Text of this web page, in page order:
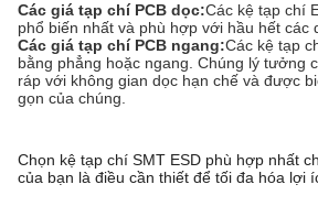
Các giá tạp chí PCB dọc:Các kệ tạp chí
phổ biến nhất và phù hợp với hầu hết các
Các giá tạp chí PCB ngang:Các kệ tạp
bằng phẳng hoặc ngang. Chúng lý tưởng
ráp với không gian dọc hạn chế và được
gọn của chúng.
Chọn kệ tạp chí SMT ESD phù hợp nhất
của bạn là điều cần thiết để tối đa hóa lợi